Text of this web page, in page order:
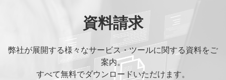
資料請求
弊社が展開する様々なサービス・ツールに関する資料をご
案内。
すべて無料でダウンロードいただけます。